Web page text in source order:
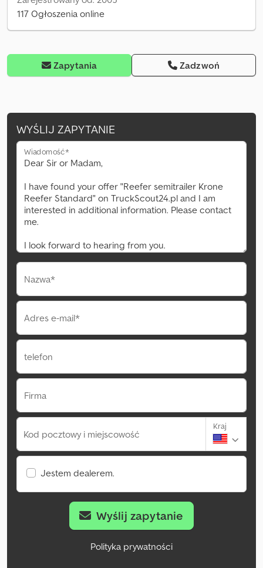
117 Ogłoszenia online
Zapytania Zadzwoń
WYŚLIJ ZAPYTANIE
Wiadomość*
Nazwa*
Adres e-mail*
telefon
Firma
Kod pocztowy i miejscowość
Kraj
Jestem dealerem.
Wyślij zapytanie
Polityka prywatności